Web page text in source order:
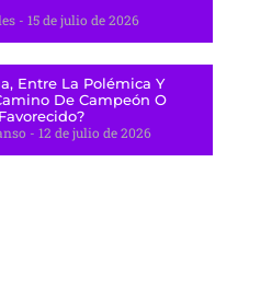
15 de julio de 2026
Entre La Polémica Y
De Campeón O
12 de julio de 2026